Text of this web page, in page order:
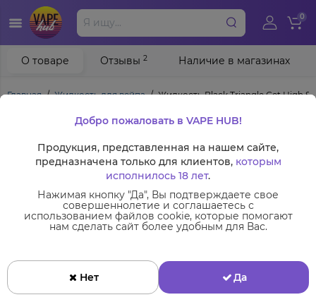
0
Главная Жидкость для вейпа Жидкость Black Triangle Get High
О товаре Отзывы 2 Наличие в магазинах
Добро пожаловать в VAPE HUB!
Продукция, представленная на нашем сайте,
предназначена только для клиентов, которым
исполнилось 18 лет.
Нажимая кнопку "Да", Вы подтверждаете свое
совершеннолетие и соглашаетесь с
использованием файлов cookie, которые помогают
нам сделать сайт более удобным для Вас.
Нет Да